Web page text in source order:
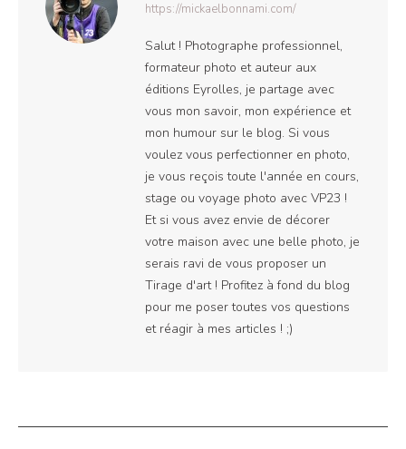
https://mickaelbonnami.com/
Salut ! Photographe professionnel,
formateur photo et auteur aux
éditions Eyrolles, je partage avec
vous mon savoir, mon expérience et
mon humour sur le blog. Si vous
voulez vous perfectionner en photo,
je vous reçois toute l'année en cours,
stage ou voyage photo avec VP23 !
Et si vous avez envie de décorer
votre maison avec une belle photo, je
serais ravi de vous proposer un
Tirage d'art ! Profitez à fond du blog
pour me poser toutes vos questions
et réagir à mes articles ! ;)